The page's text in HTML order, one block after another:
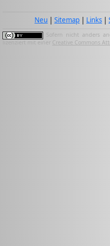
Neu |Sitemap | Links |
Sofern nicht anders
lizenziert mit einer Creative Commons